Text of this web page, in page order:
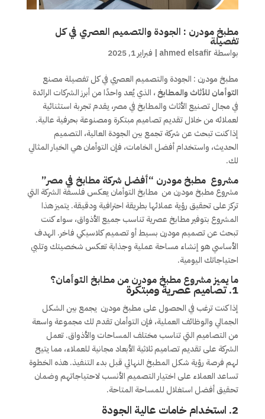
مطبخ مودرن : الجودة والتصميم العصري في كل
تفصيلة
بواسطة ahmed elsafir
| فبراير 1, 2025
مطبخ مودرن : الجودة والتصميم العصري في كل تفصيلة مصنع
التوأمان للأثاث والمطابخ، الذي يُعد واحدًا من أبرز الشركات الرائدة
في مجال تصنيع الأثاث والمطابخ في مصر، يقدم تجربة استثنائية
لعملائه من خلال تقديم تصاميم مبتكرة ومصنوعة بحرفية عالية.
إذا كنت تبحث عن شركة تجمع بين الجودة العالية، التصميم
الحديث، واستخدام أفضل الخامات، فإن التوأمان هي الخيار المثالي
لك.
مشروع مطبخ مودرن “أفضل شركة مطابخ في مصر”
مشروع مطبخ مودرن من مطابخ التوأمان يعكس فلسفة الشركة التي
تركز على تحقيق رؤية عملائها بطريقة احترافية ودقيقة. يتميز هذا
المشروع بتوفير مطابخ عصرية تناسب جميع الأذواق، سواء كنت
تبحث عن تصميم مودرن بسيط أو تصميم كلاسيكي فاخر. الهدف
الأساسي هو إنشاء مساحة عملية وجذابة تعكس شخصيتك وتلبي
احتياجاتك اليومية.
ما يميز مشروع مطبخ مودرن من مطابخ التوأمان؟
1. تصاميم عصرية ومبتكرة
إذا كنت ترغب في الحصول على مطبخ مودرن يجمع بين الشكل
الجمالي والوظائف العملية، فإن التوأمان تقدم لك مجموعة واسعة
من التصاميم التي تناسب مختلف المساحات والأذواق. تعمل
الشركة على تقديم تصاميم ثلاثية الأبعاد مجانية للعملاء، مما يتيح
لهم فرصة رؤية شكل المطبخ النهائي قبل بدء التنفيذ. هذه الخطوة
تساعد العملاء على اختيار التصميم الأنسب لاحتياجاتهم وضمان
تحقيق أفضل استغلال للمساحة المتاحة.
2. استخدام خامات عالية الجودة